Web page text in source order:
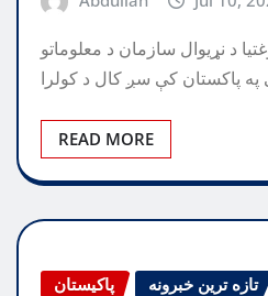
د نړیوال سازمان د معلوماتو
READ MORE
پاکیستان تازه ترین خبرونه